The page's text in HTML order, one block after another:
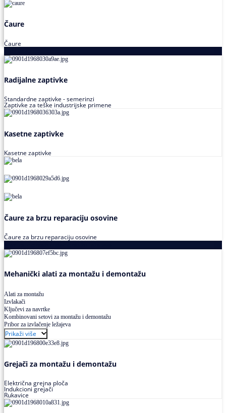
Čaure
Čaure
Radijalne zaptivke
Standardne zaptivke - semerinzi
Zaptivke za teške industrijske primene
Kasetne zaptivke
Kasetne zaptivke
Čaure za brzu reparaciju osovine
Čaure za brzu reparaciju osovine
Mehanički alati za montažu i demontažu
Alati za montažu
Izvlakači
Ključevi za navrtke
Kombinovani setovi za montažu i demontažu
Pribor za izvlačenje ležajeva
Prikaži više
Grejači za montažu i demontažu
Električna grejna ploča
Indukcioni grejači
Rukavice